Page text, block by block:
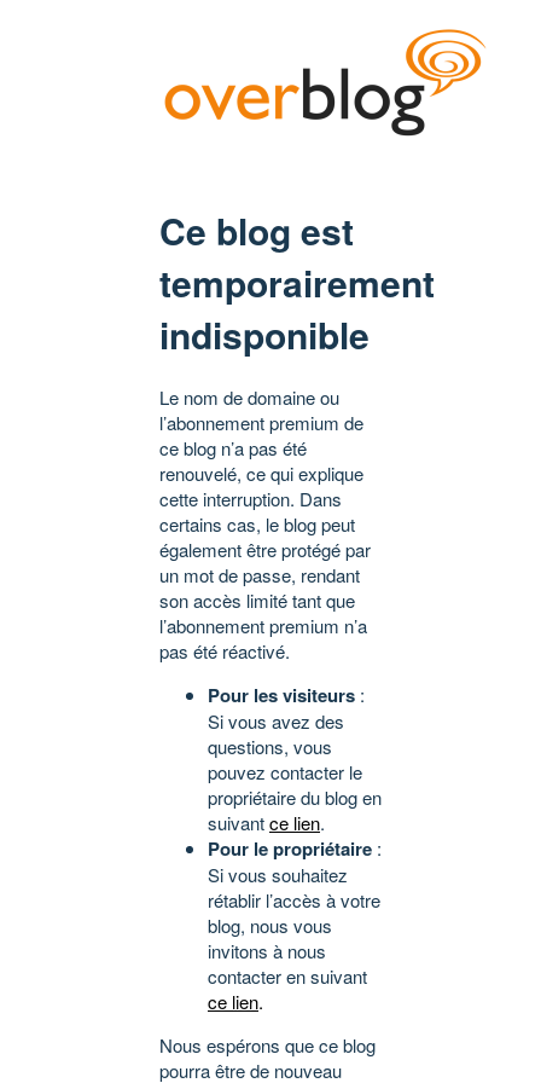
Ce blog est
temporairement
indisponible
Le nom de domaine ou
l’abonnement premium de
ce blog n’a pas été
renouvelé, ce qui explique
cette interruption. Dans
certains cas, le blog peut
également être protégé par
un mot de passe, rendant
son accès limité tant que
l’abonnement premium n’a
pas été réactivé.
Pour les visiteurs :
Si vous avez des
questions, vous
pouvez contacter le
propriétaire du blog en
suivantce lien.
Pour le propriétaire :
Si vous souhaitez
rétablir l’accès à votre
blog, nous vous
invitons à nous
contacter en suivant
ce lien.
Nous espérons que ce blog
pourra être de nouveau